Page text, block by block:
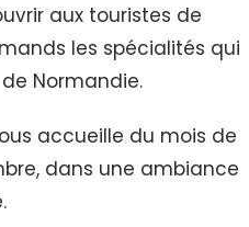
aux touristes de
les spécialités qui
Normandie.
accueille du mois de
dans une ambiance